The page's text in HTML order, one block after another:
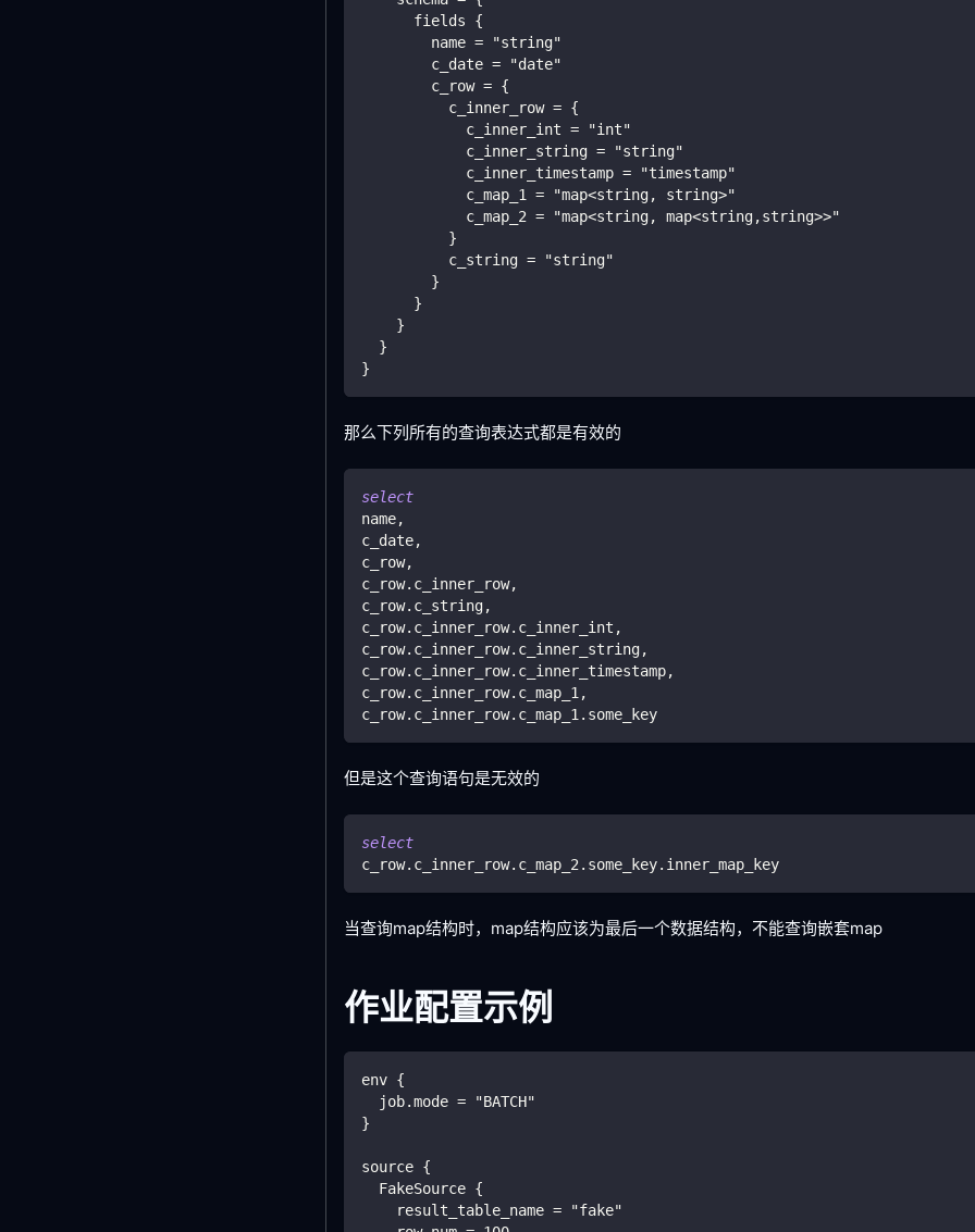
      fields {
        name = "string"
        c_date = "date"
        c_row = {
          c_inner_row = {
            c_inner_int = "int"
            c_inner_string = "string"
            c_inner_timestamp = "timestamp"
            c_map_1 = "map<string, string>"
            c_map_2 = "map<string, map<string,string>>"
          }
          c_string = "string"
        }
      }
    }
  }
}
那么下列所有的查询表达式都是有效的
select
name,
c_date,
c_row,
c_row. c_inner_row,
c_row. c_string,
c_row. c_inner_row. c_inner_int ,
c_row. c_inner_row. c_inner_string,
c_row. c_inner_row. c_inner_timestamp,
c_row. c_inner_row. c_map_1 ,
c_row. c_inner_row. c_map_1 . some_key
但是这个查询语句是无效的
select
c_row. c_inner_row. c_map_2 . some_key. inner_map_key
当查询map结构时，map结构应该为最后一个数据结构，不能查询嵌套map
作业配置示例
env {
  job.mode = "BATCH"
}
source {
  FakeSource {
    result_table_name = "fake"